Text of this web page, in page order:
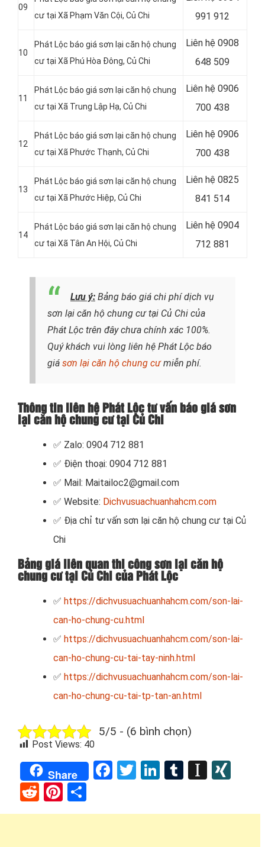
09
cư tại Xã Phạm Văn Cội, Củ Chi
991 912
10
Phát Lộc báo giá sơn lại căn hộ chung
cư tại Xã Phú Hòa Đông, Củ Chi
Liên hệ 0908
648 509
11
Phát Lộc báo giá sơn lại căn hộ chung
cư tại Xã Trung Lập Hạ, Củ Chi
Liên hệ 0906
700 438
12
Phát Lộc báo giá sơn lại căn hộ chung
cư tại Xã Phước Thạnh, Củ Chi
Liên hệ 0906
700 438
13
Phát Lộc báo giá sơn lại căn hộ chung
cư tại Xã Phước Hiệp, Củ Chi
Liên hệ 0825
841 514
14
Phát Lộc báo giá sơn lại căn hộ chung
cư tại Xã Tân An Hội, Củ Chi
Liên hệ 0904
712 881
Lưu ý: Bảng báo giá chi phí dịch vụ
sơn lại căn hộ chung cư tại Củ Chi của
Phát Lộc trên đây chưa chính xác 100%.
Quý khách vui lòng liên hệ Phát Lộc báo
giá sơn lại căn hộ chung cưmiễn phí.
Thông tin liên hệ Phát Lộc tư vấn báo giá sơn
lại căn hộ chung cư tại Củ Chi
✅ Zalo: 0904 712 881
✅ Điện thoại: 0904 712 881
✅ Mail: Maitailoc2@gmail.com
✅ Website: Dichvusuachuanhahcm.com
✅ Địa chỉ tư vấn sơn lại căn hộ chung cư tại Củ
Chi
Bảng giá liên quan thi công sơn lại căn hộ
chung cư tại Củ Chi của Phát Lộc
✅ https://dichvusuachuanhahcm.com/son-lai-
can-ho-chung-cu.html
✅ https://dichvusuachuanhahcm.com/son-lai-
can-ho-chung-cu-tai-tay-ninh.html
✅ https://dichvusuachuanhahcm.com/son-lai-
can-ho-chung-cu-tai-tp-tan-an.html
5/5 - (6 bình chọn)
Post Views: 40
Share Facebook
TwitterLinkedIn
Tumblr
RedditPinterest